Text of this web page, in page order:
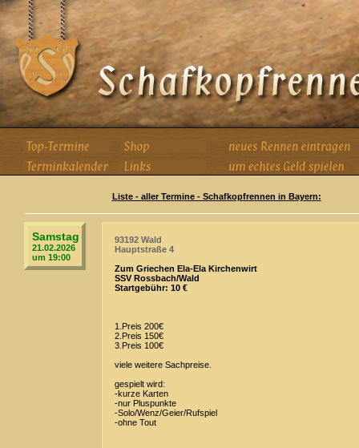
Liste - aller Termine - Schafkopfrennen in Bayern:
Samstag
21.02.2026
um 19:00
93192 Wald
Hauptstraße 4
Zum Griechen Ela-Ela Kirchenwirt
SSV Rossbach/Wald
Startgebühr: 10 €
1.Preis 200€
2.Preis 150€
3.Preis 100€
viele weitere Sachpreise.
gespielt wird:
-kurze Karten
-nur Pluspunkte
-Solo/Wenz/Geier/Rufspiel
-ohne Tout